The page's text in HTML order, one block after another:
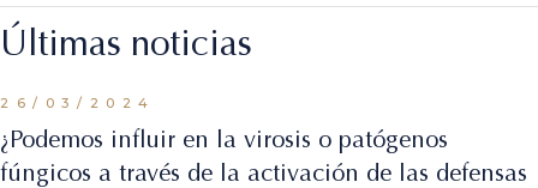
Últimas noticias
26/03/2024
¿Podemos influir en la virosis o patógenos
fúngicos a través de la activación de las defensas